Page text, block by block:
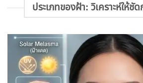
ประเภทของฝ้า: วิเคราะห์ให้ชั